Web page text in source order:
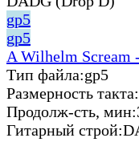
gp5
gp5
A Wilhelm Scream
Тип файла:gp5
Размерность такта:
Продолж-сть, мин:
Гитарный строй: